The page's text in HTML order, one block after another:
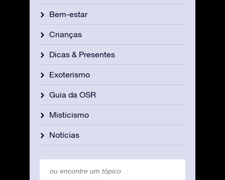
Bem-estar
Crianças
Dicas & Presentes
Exoterismo
Guia da OSR
Misticismo
Notícias